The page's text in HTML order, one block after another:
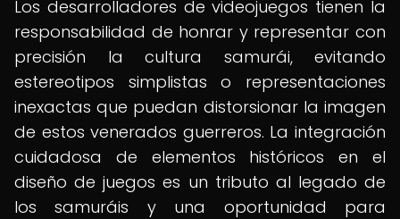
Los desarrolladores de videojuegos tienen la
responsabilidad de honrar y representar con
precisión la cultura samurái, evitando
estereotipos simplistas o representaciones
inexactas que puedan distorsionar la imagen
de estos venerados guerreros. La integración
cuidadosa de elementos históricos en el
diseño de juegos es un tributo al legado de
los samuráis y una oportunidad para